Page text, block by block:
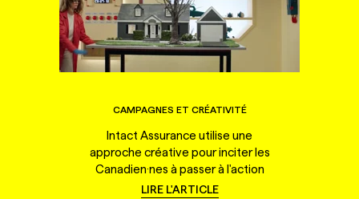
CAMPAGNES ET CRÉATIVITÉ
Intact Assurance utilise une
approche créative pour inciter les
Canadien·nes à passer à l'action
LIRE L'ARTICLE